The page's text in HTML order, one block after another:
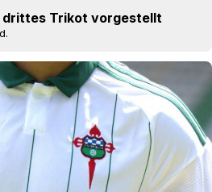
Trikot vorgestellt